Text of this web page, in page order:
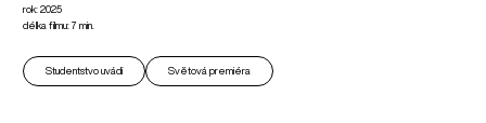
rok: 2025
délka filmu: 7 min.
Studentstvo uvádí Světová premiéra